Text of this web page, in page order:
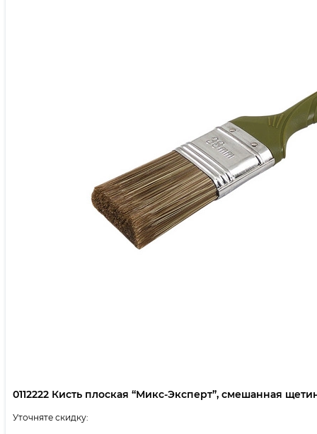
0112222 Кисть плоская “Микс-Эксперт”, смешанная
Уточняте скидку: